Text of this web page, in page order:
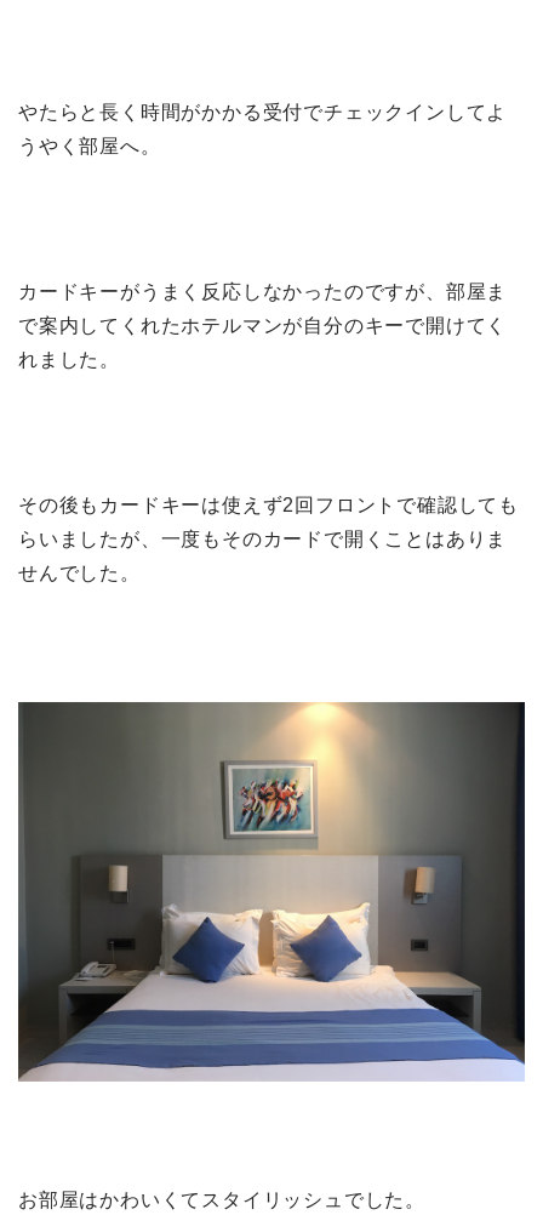
やたらと長く時間がかかる受付でチェックインしてよ
うやく部屋へ。
カードキーがうまく反応しなかったのですが、部屋ま
で案内してくれたホテルマンが自分のキーで開けてく
れました。
その後もカードキーは使えず2回フロントで確認しても
らいましたが、一度もそのカードで開くことはありま
せんでした。
お部屋はかわいくてスタイリッシュでした。